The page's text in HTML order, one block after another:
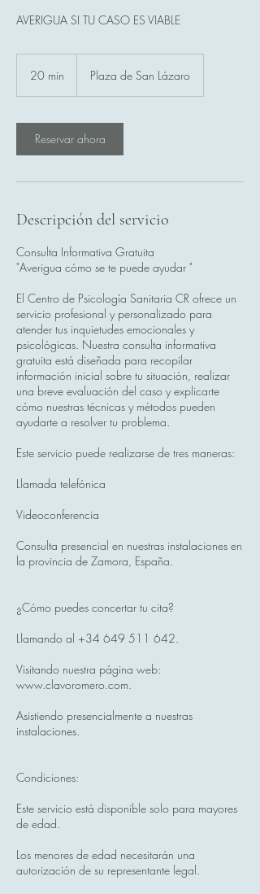
AVERIGUA SI TU CASO ES VIABLE
20 min
m
i
n
Plaza de San Lázaro
Reservar ahora
Descripción del servicio
Consulta Informativa Gratuita
"Averigua cómo se te puede ayudar "
El Centro de Psicología Sanitaria CR ofrece un
servicio profesional y personalizado para
atender tus inquietudes emocionales y
psicológicas. Nuestra consulta informativa
gratuita está diseñada para recopilar
información inicial sobre tu situación, realizar
una breve evaluación del caso y explicarte
cómo nuestras técnicas y métodos pueden
ayudarte a resolver tu problema.
Este servicio puede realizarse de tres maneras:
Llamada telefónica
Videoconferencia
Consulta presencial en nuestras instalaciones en
la provincia de Zamora, España.
¿Cómo puedes concertar tu cita?
Llamando al +34 649 511 642.
Visitando nuestra página web:
www.clavoromero.com.
Asistiendo presencialmente a nuestras
instalaciones.
Condiciones:
Este servicio está disponible solo para mayores
de edad.
Los menores de edad necesitarán una
autorización de su representante legal.